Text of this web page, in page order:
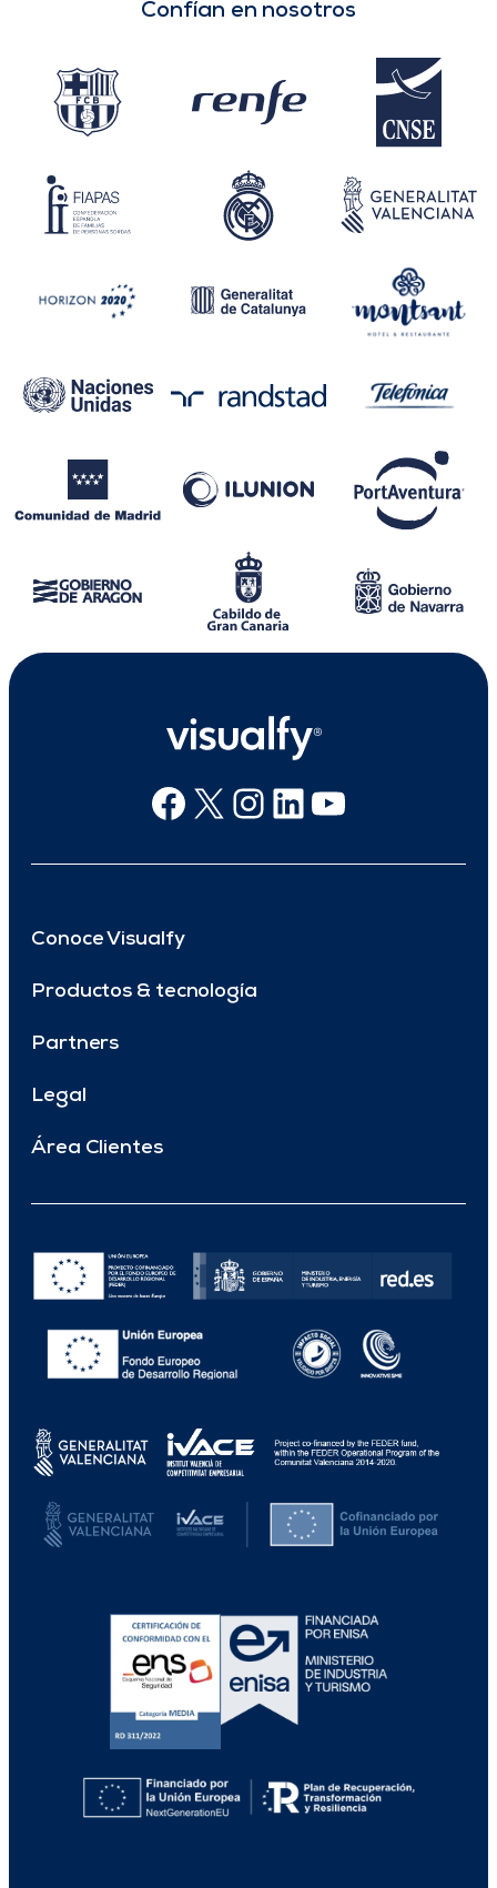
Confían en nosotros
Facebook
X Instagram
Linkedin
Youtube
Conoce Visualfy
Productos & tecnología
Partners
Legal
Área Clientes